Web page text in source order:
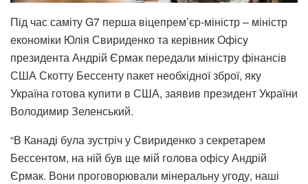
Під час саміту G7 перша віцепрем’єр-міністр – міністр
економіки Юлія Свириденко та керівник Офісу
президента Андрій Єрмак передали міністру фінансів
США Скотту Бессенту пакет необхідної зброї, яку
Україна готова купити в США, заявив президент України
Володимир Зеленський.
“В Канаді була зустріч у Свириденко з секретарем
Бессентом, на ній був ще мій голова офісу Андрій
Єрмак. Вони проговорювали мінеральну угоду, наші